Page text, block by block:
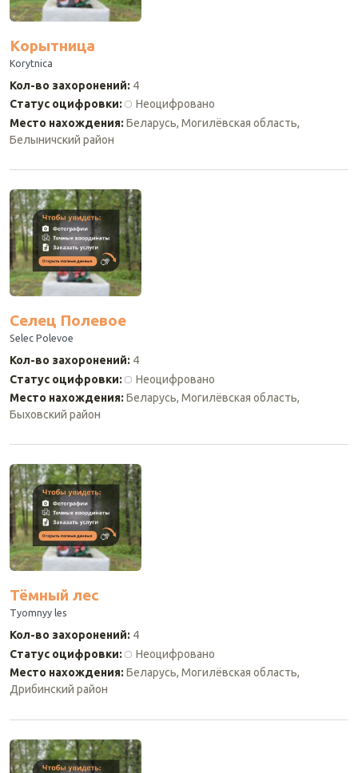
Корытница
Korytnica
Кол-во захоронений: 4
Статус оцифровки:
Неоцифровано
Место нахождения: Беларусь, Могилёвская область,
Белыничский район
Селец Полевое
Selec Polevoe
Кол-во захоронений: 4
Статус оцифровки:
Неоцифровано
Место нахождения: Беларусь, Могилёвская область,
Быховский район
Тёмный лес
Tyomnyy les
Кол-во захоронений: 4
Статус оцифровки:
Неоцифровано
Место нахождения: Беларусь, Могилёвская область,
Дрибинский район